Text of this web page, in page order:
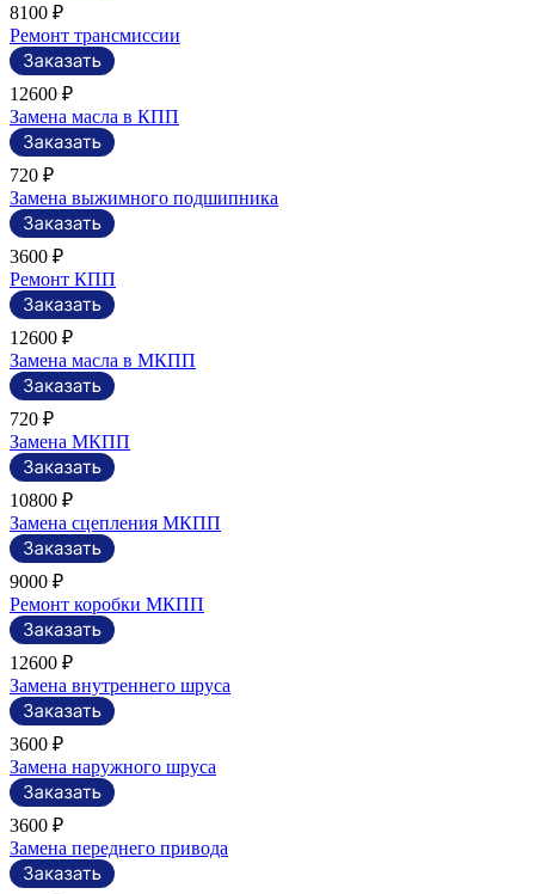
8100 ₽
Ремонт трансмиссии
12600 ₽
Замена масла в КПП
720 ₽
Замена выжимного подшипника
3600 ₽
Ремонт КПП
12600 ₽
Замена масла в МКПП
720 ₽
Замена МКПП
10800 ₽
Замена сцепления МКПП
9000 ₽
Ремонт коробки МКПП
12600 ₽
Замена внутреннего шруса
3600 ₽
Замена наружного шруса
3600 ₽
Замена переднего привода